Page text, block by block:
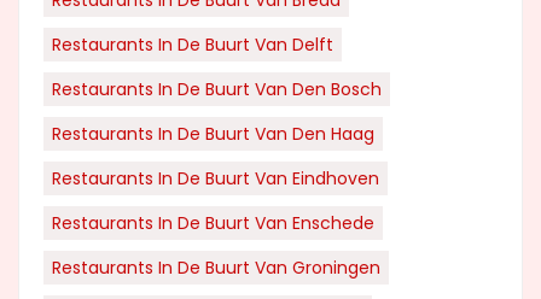
Restaurants In De Buurt Van Delft
Restaurants In De Buurt Van Den Bosch
Restaurants In De Buurt Van Den Haag
Restaurants In De Buurt Van Eindhoven
Restaurants In De Buurt Van Enschede
Restaurants In De Buurt Van Groningen